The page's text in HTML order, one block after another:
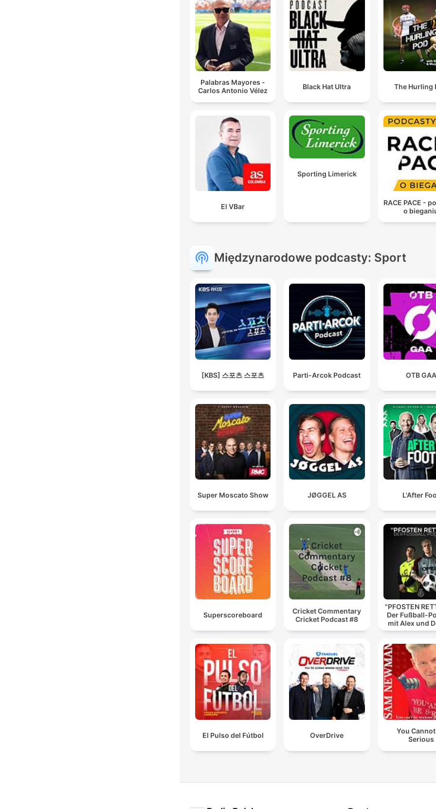
Palabras Mayores -
Carlos Antonio Vélez
Black Hat Ultra The Hurling
El VBar
Sporting Limerick
RACE PACE -
o
Międzynarodowe podcasty: Sport
[KBS] 스포츠 스포츠 Parti-Arcok Podcast OTB GAA
Super Moscato Show JØGGEL AS L'After
Superscoreboard
Cricket Commentary
Cricket Podcast #8
"PFOSTEN
Der Fußball-
mit Alex und
El Pulso del Fútbol OverDrive
You
Serious